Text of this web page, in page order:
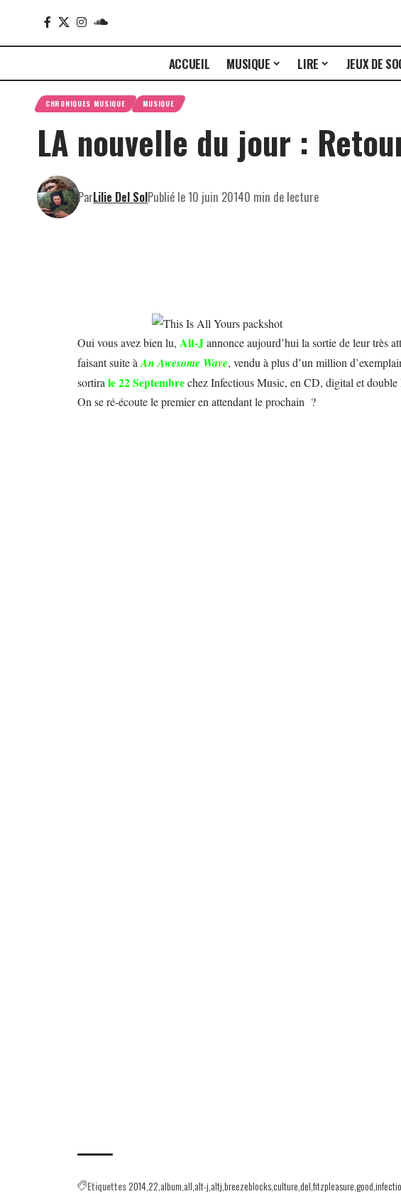
ACCUEIL MUSIQUE LIRE JEUX DE
CHRONIQUES MUSIQUE MUSIQUE
LA nouvelle du jour : Retour
ParLilie Del SolPublié le 10 juin 20140 min de lecture
Oui vous avez bien lu, Alt-Jannonce aujourd’hui la sortie de leur très
faisant suite àAn Awesome Wave, vendu à plus d’un million
sortira le 22 Septembrechez Infectious Music, en CD, digital et double
On se ré-écoute le premier en attendant le prochain ?
Etiquettes201422 album all alt-j altj breezeblocksculture del fitzpleasure good